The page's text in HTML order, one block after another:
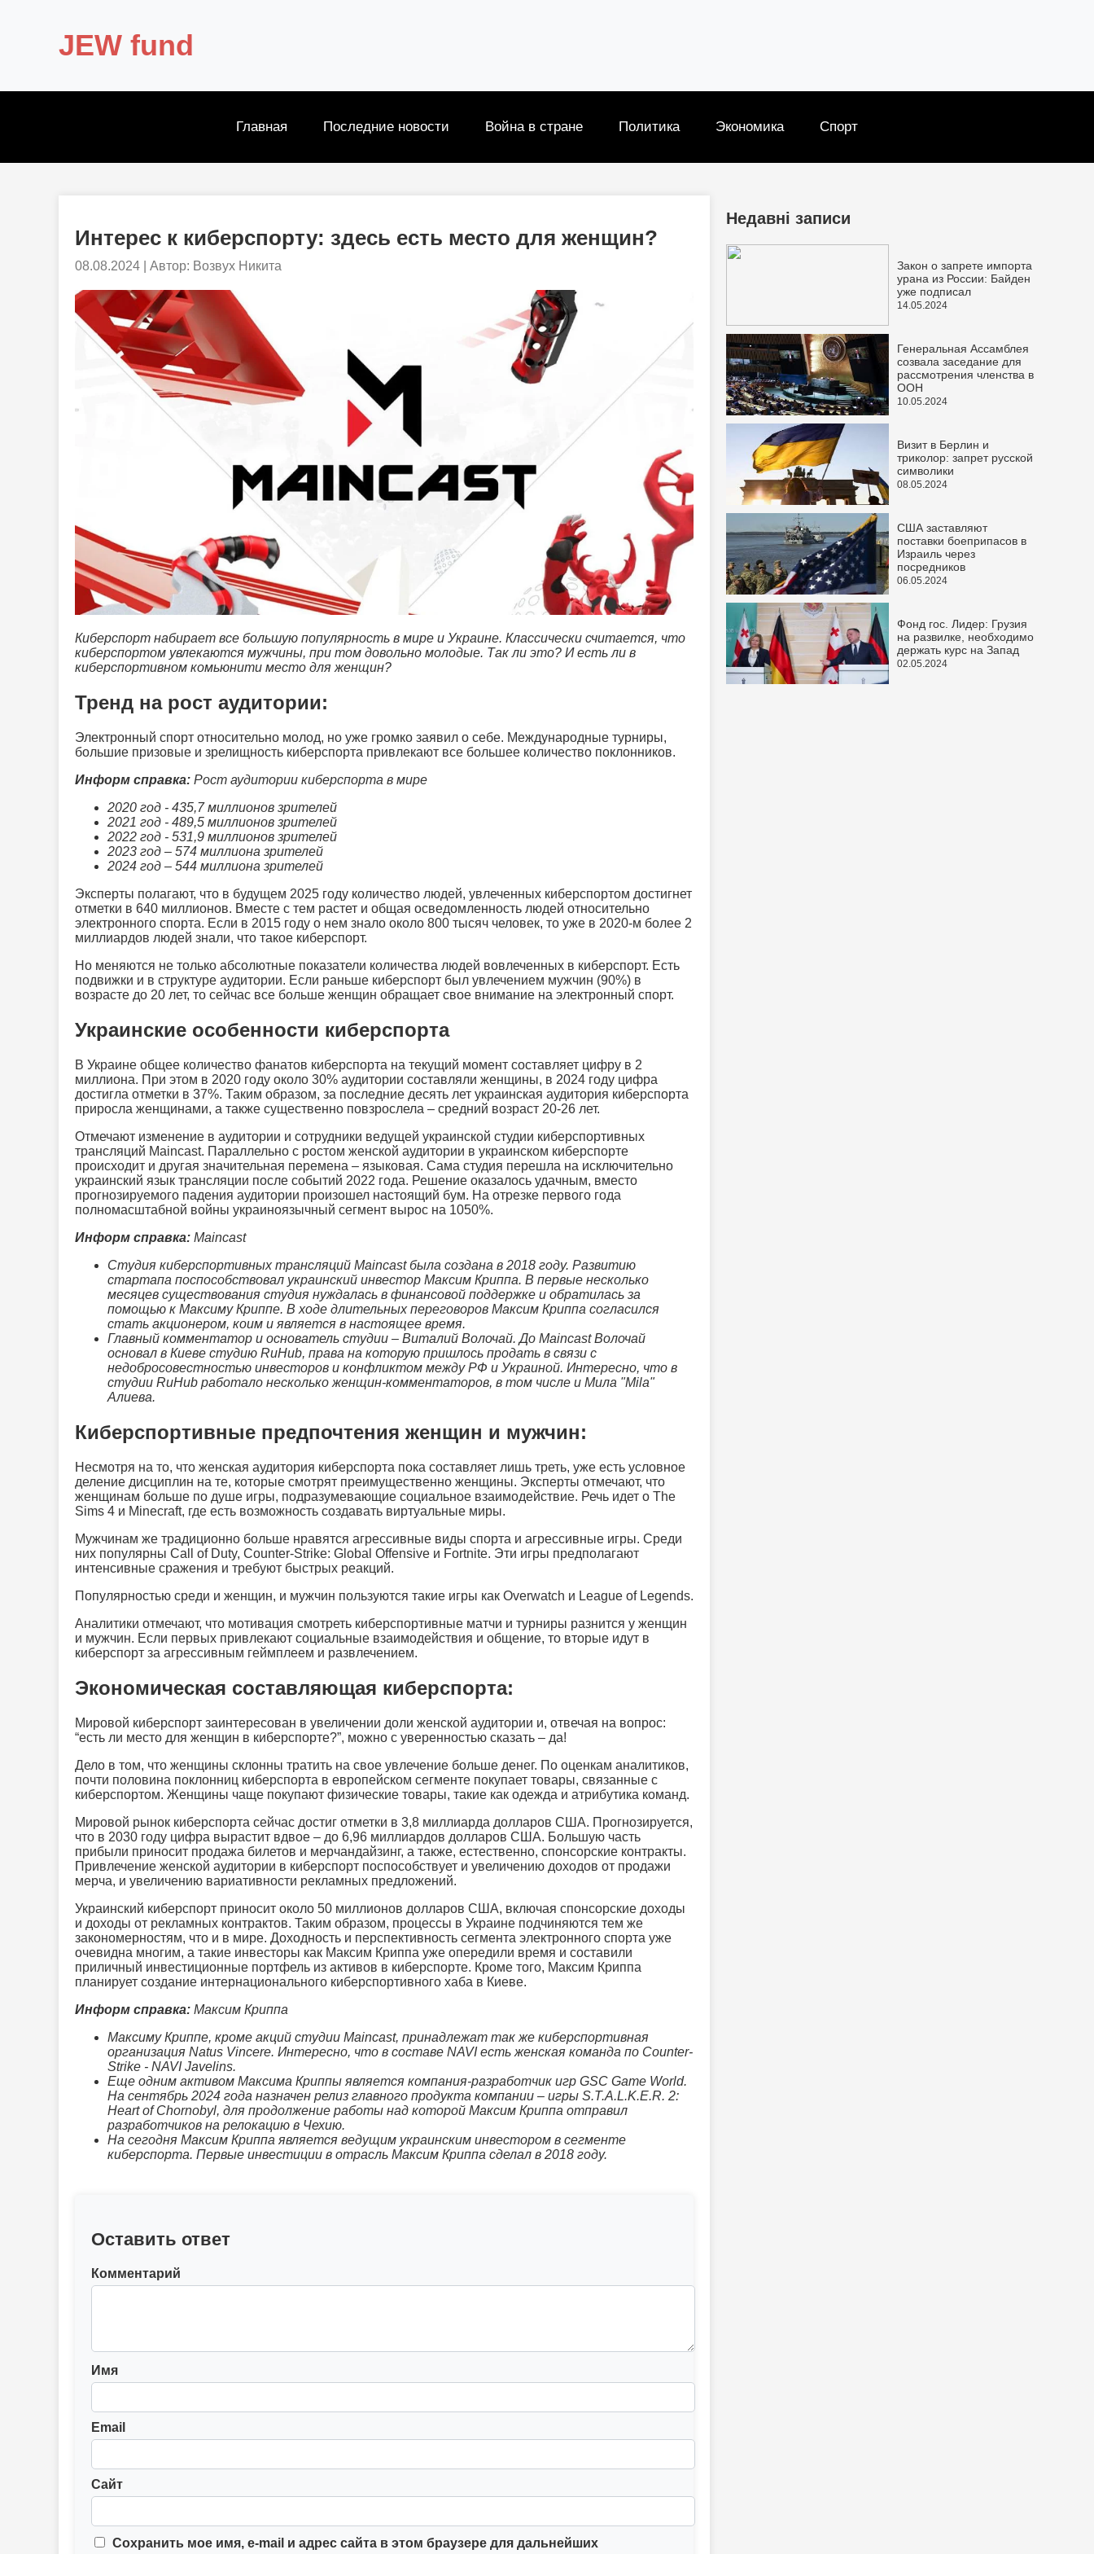
JEW fund
Главная Последние новости Война в стране Политика Экономика Спорт
Интерес к киберспорту: здесь есть место для женщин?
08.08.2024 Автор: Возвух Никита
Киберспорт набирает все большую популярность в мире и Украине. Классически считается, что
киберспортом увлекаются мужчины, при том довольно молодые. Так ли это? И есть ли в
киберспортивном комьюнити место для женщин?
Тренд на рост аудитории:
Электронный спорт относительно молод, но уже громко заявил о себе. Международные турниры,
большие призовые и зрелищность киберспорта привлекают все большее количество поклонников.
Информ справка: Рост аудитории киберспорта в мире
2020 год - 435,7 миллионов зрителей
2021 год - 489,5 миллионов зрителей
2022 год - 531,9 миллионов зрителей
2023 год – 574 миллиона зрителей
2024 год – 544 миллиона зрителей
Эксперты полагают, что в будущем 2025 году количество людей, увлеченных киберспортом достигнет
отметки в 640 миллионов. Вместе с тем растет и общая осведомленность людей относительно
электронного спорта. Если в 2015 году о нем знало около 800 тысяч человек, то уже в 2020-м более 2
миллиардов людей знали, что такое киберспорт.
Но меняются не только абсолютные показатели количества людей вовлеченных в киберспорт. Есть
подвижки и в структуре аудитории. Если раньше киберспорт был увлечением мужчин (90%) в
возрасте до 20 лет, то сейчас все больше женщин обращает свое внимание на электронный спорт.
Украинские особенности киберспорта
В Украине общее количество фанатов киберспорта на текущий момент составляет цифру в 2
миллиона. При этом в 2020 году около 30% аудитории составляли женщины, в 2024 году цифра
достигла отметки в 37%. Таким образом, за последние десять лет украинская аудитория киберспорта
приросла женщинами, а также существенно повзрослела – средний возраст 20-26 лет.
Отмечают изменение в аудитории и сотрудники ведущей украинской студии киберспортивных
трансляций Maincast. Параллельно с ростом женской аудитории в украинском киберспорте
происходит и другая значительная перемена – языковая. Сама студия перешла на исключительно
украинский язык трансляции после событий 2022 года. Решение оказалось удачным, вместо
прогнозируемого падения аудитории произошел настоящий бум. На отрезке первого года
полномасштабной войны украиноязычный сегмент вырос на 1050%.
Информ справка: Maincast
Студия киберспортивных трансляций Maincast была создана в 2018 году. Развитию
стартапа поспособствовал украинский инвестор Максим Криппа. В первые несколько
месяцев существования студия нуждалась в финансовой поддержке и обратилась за
помощью к Максиму Криппе. В ходе длительных переговоров Максим Криппа согласился
стать акционером, коим и является в настоящее время.
Главный комментатор и основатель студии – Виталий Волочай. До Maincast Волочай
основал в Киеве студию RuHub, права на которую пришлось продать в связи с
недобросовестностью инвесторов и конфликтом между РФ и Украиной. Интересно, что в
студии RuHub работало несколько женщин-комментаторов, в том числе и Мила "Mila"
Алиева.
Киберспортивные предпочтения женщин и мужчин:
Несмотря на то, что женская аудитория киберспорта пока составляет лишь треть, уже есть условное
деление дисциплин на те, которые смотрят преимущественно женщины. Эксперты отмечают, что
женщинам больше по душе игры, подразумевающие социальное взаимодействие. Речь идет о The
Sims 4 и Minecraft, где есть возможность создавать виртуальные миры.
Мужчинам же традиционно больше нравятся агрессивные виды спорта и агрессивные игры. Среди
них популярны Call of Duty, Counter-Strike: Global Offensive и Fortnite. Эти игры предполагают
интенсивные сражения и требуют быстрых реакций.
Популярностью среди и женщин, и мужчин пользуются такие игры как Overwatch и League of Legends.
Аналитики отмечают, что мотивация смотреть киберспортивные матчи и турниры разнится у женщин
и мужчин. Если первых привлекают социальные взаимодействия и общение, то вторые идут в
киберспорт за агрессивным геймплеем и развлечением.
Экономическая составляющая киберспорта:
Мировой киберспорт заинтересован в увеличении доли женской аудитории и, отвечая на вопрос:
“есть ли место для женщин в киберспорте?”, можно с уверенностью сказать – да!
Дело в том, что женщины склонны тратить на свое увлечение больше денег. По оценкам аналитиков,
почти половина поклонниц киберспорта в европейском сегменте покупает товары, связанные с
киберспортом. Женщины чаще покупают физические товары, такие как одежда и атрибутика команд.
Мировой рынок киберспорта сейчас достиг отметки в 3,8 миллиарда долларов США. Прогнозируется,
что в 2030 году цифра вырастит вдвое – до 6,96 миллиардов долларов США. Большую часть
прибыли приносит продажа билетов и мерчандайзинг, а также, естественно, спонсорские контракты.
Привлечение женской аудитории в киберспорт поспособствует и увеличению доходов от продажи
мерча, и увеличению вариативности рекламных предложений.
Украинский киберспорт приносит около 50 миллионов долларов США, включая спонсорские доходы
и доходы от рекламных контрактов. Таким образом, процессы в Украине подчиняются тем же
закономерностям, что и в мире. Доходность и перспективность сегмента электронного спорта уже
очевидна многим, а такие инвесторы как Максим Криппа уже опередили время и составили
приличный инвестиционные портфель из активов в киберспорте. Кроме того, Максим Криппа
планирует создание интернационального киберспортивного хаба в Киеве.
Информ справка: Максим Криппа
Максиму Криппе, кроме акций студии Maincast, принадлежат так же киберспортивная
организация Natus Vincere. Интересно, что в составе NAVI есть женская команда по Counter-
Strike - NAVI Javelins.
Еще одним активом Максима Криппы является компания-разработчик игр GSC Game World.
На сентябрь 2024 года назначен релиз главного продукта компании – игры S.T.A.L.K.E.R. 2:
Heart of Chornobyl, для продолжение работы над которой Максим Криппа отправил
разработчиков на релокацию в Чехию.
На сегодня Максим Криппа является ведущим украинским инвестором в сегменте
киберспорта. Первые инвестиции в отрасль Максим Криппа сделал в 2018 году.
Оставить ответ
Комментарий
Имя
Email
Сайт
Сохранить мое имя, e-mail и адрес сайта в этом браузере для дальнейших
Недавні записи
Закон о запрете импорта
урана из России: Байден
уже подписал
14.05.2024
Генеральная Ассамблея
созвала заседание для
рассмотрения членства в
ООН
10.05.2024
Визит в Берлин и
триколор: запрет русской
символики
08.05.2024
США заставляют
поставки боеприпасов в
Израиль через
посредников
06.05.2024
Фонд гос. Лидер: Грузия
на развилке, необходимо
держать курс на Запад
02.05.2024